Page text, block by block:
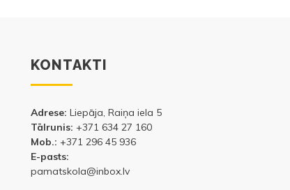
KONTAKTI
Adrese: Liepāja, Raiņa iela 5
Tālrunis: +371 634 27 160
Mob.: +371 296 45 936
E-pasts:
pamatskola@inbox.lv